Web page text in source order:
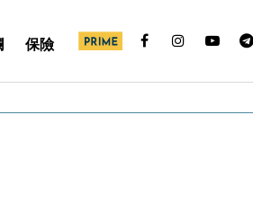
保險